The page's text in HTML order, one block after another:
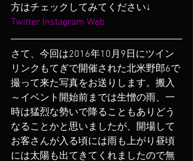
方はチェックしてみてください↓
Twitter Instagram Web
さて、今回は2016年10月9日にツイン
リンクもてぎで開催された北米野郎6で
撮って来た写真をお送りします。搬入
～イベント開始前までは生憎の雨、一
時は猛烈な勢いで降ることもありどう
なることかと思いましたが、開場して
お客さんが入る頃には雨も上がり昼頃
には太陽も出てきてくれましたので無